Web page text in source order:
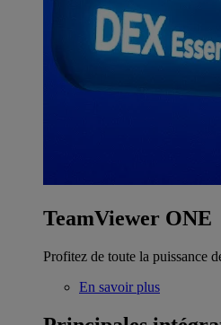
TeamViewer ONE
Profitez de toute la puissance
En savoir plus